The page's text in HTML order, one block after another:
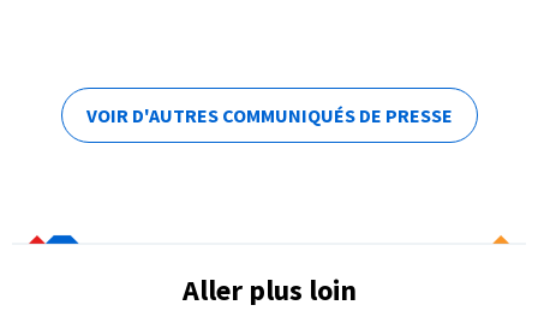
VOIR D'AUTRES COMMUNIQUÉS DE PRESSE
Aller plus loin